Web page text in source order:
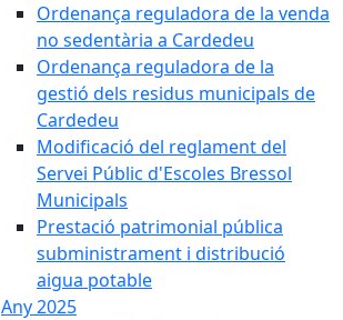
Ordenança reguladora de la venda
no sedentària a Cardedeu
Ordenança reguladora de la
gestió dels residus municipals de
Cardedeu
Modificació del reglament del
Servei Públic d'Escoles Bressol
Municipals
Prestació patrimonial pública
subministrament i distribució
aigua potable
Any 2025